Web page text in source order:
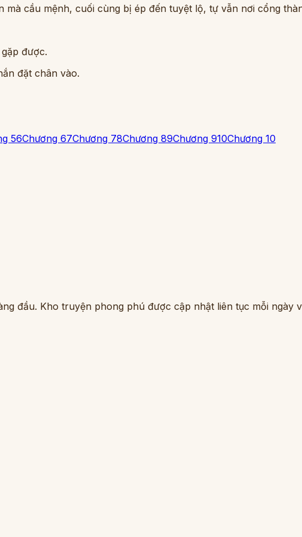
cầu mệnh, cuối cùng bị ép đến tuyệt lộ, tự vẫn nơi cổng
được.
đặt chân vào.
56Chương 67Chương 78Chương 89Chương 910Chương 10
đầu. Kho truyện phong phú được cập nhật liên tục mỗi ngày